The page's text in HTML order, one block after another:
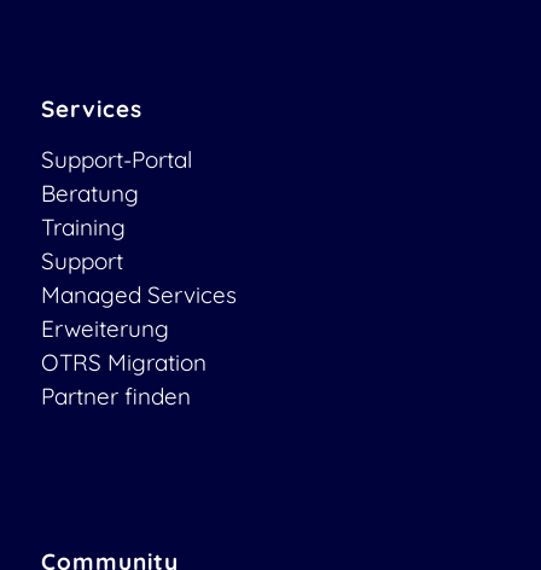
Services
Support-Portal
Beratung
Training
Support
Managed Services
Erweiterung
OTRS Migration
Partner finden
Community